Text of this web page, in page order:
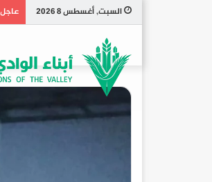
السبت, أغسطس 8 2026 عاجل